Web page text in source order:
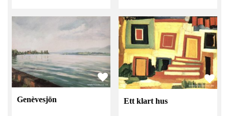
Genèvesjön Ett klart hus